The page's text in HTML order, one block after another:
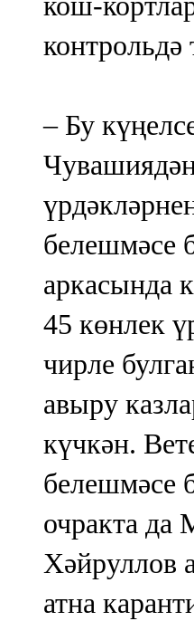
контрольдә
– Бу
белешмәсе
аркасында
45 көнлек
чирле
авыру
күчкән.
белешмәсе
очракта да
Хәйруллов
атна